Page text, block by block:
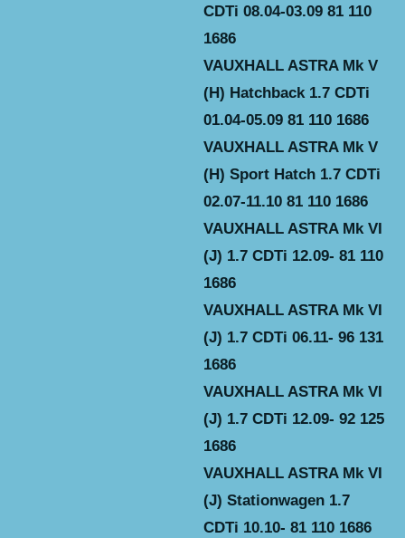
CDTi 08.04-03.09 81 110
1686
VAUXHALL ASTRA Mk V
(H) Hatchback 1.7 CDTi
01.04-05.09 81 110 1686
VAUXHALL ASTRA Mk V
(H) Sport Hatch 1.7 CDTi
02.07-11.10 81 110 1686
VAUXHALL ASTRA Mk VI
(J) 1.7 CDTi 12.09- 81 110
1686
VAUXHALL ASTRA Mk VI
(J) 1.7 CDTi 06.11- 96 131
1686
VAUXHALL ASTRA Mk VI
(J) 1.7 CDTi 12.09- 92 125
1686
VAUXHALL ASTRA Mk VI
(J) Stationwagen 1.7
CDTi 10.10- 81 110 1686